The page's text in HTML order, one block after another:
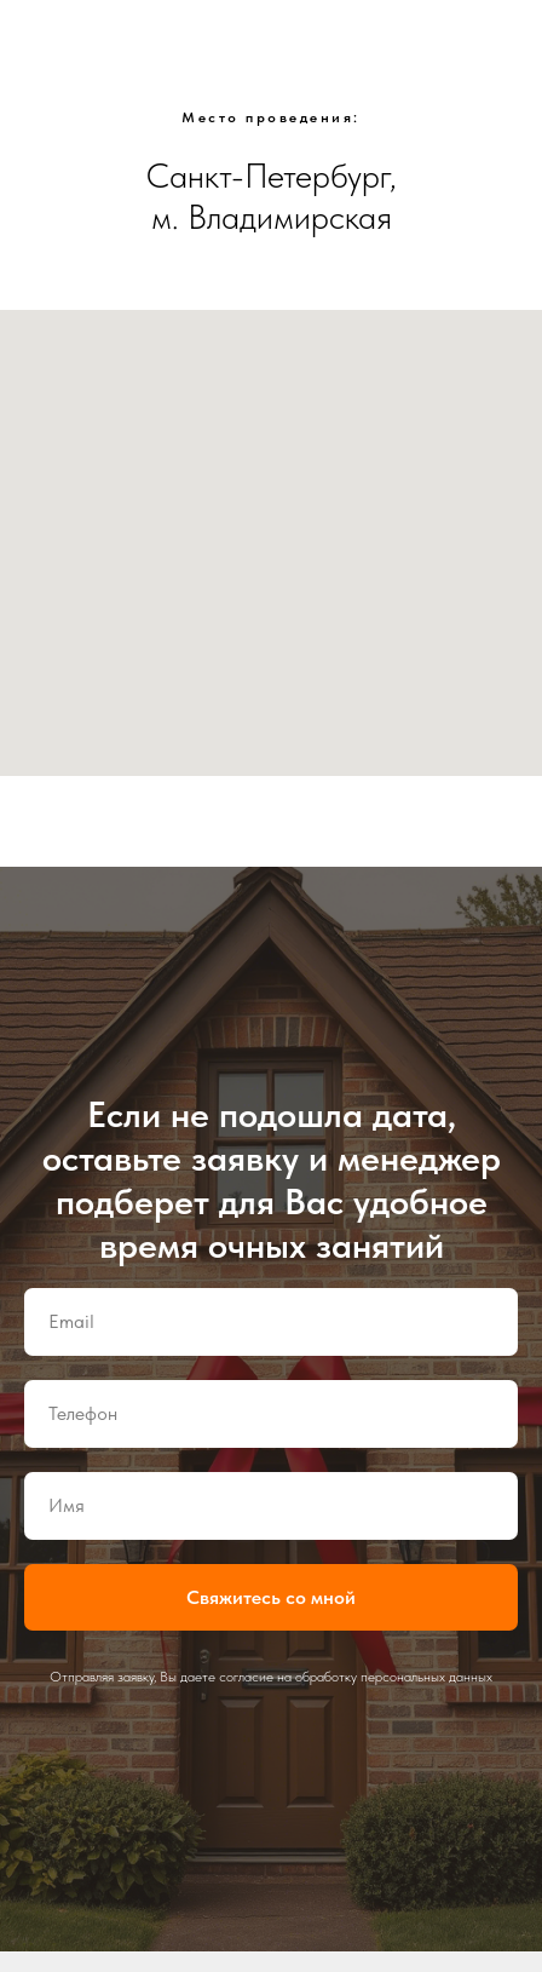
Место проведения:
Санкт-Петербург,
м. Владимирская
Если не подошла дата,
оставьте заявку и менеджер
подберет для Вас удобное
время очных занятий
Свяжитесь со мной
Отправляя заявку, Вы даете согласие на обработку персональных данных